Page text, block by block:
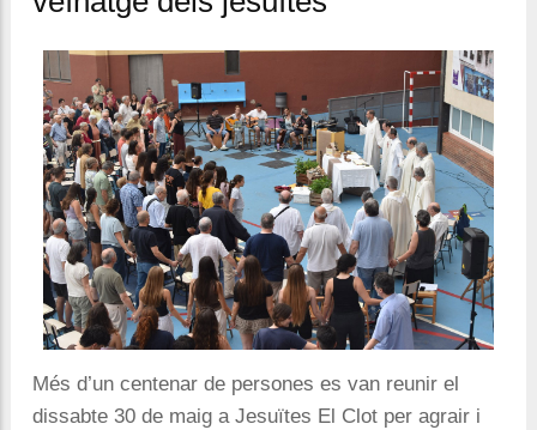
Més d’un centenar de persones es van reunir el
dissabte 30 de maig a Jesuïtes El Clot per agrair i